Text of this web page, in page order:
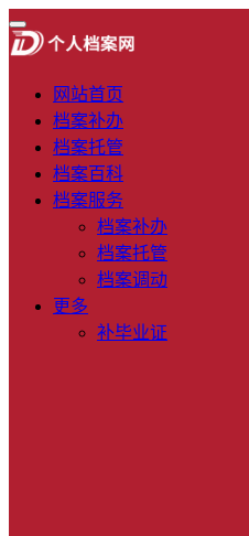
网站首页
档案补办
档案托管
档案百科
档案服务
档案补办
档案托管
档案调动
更多
补毕业证